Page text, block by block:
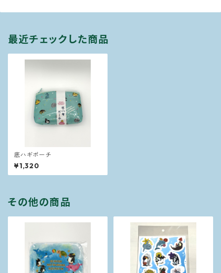
最近チェックした商品
底ハギポーチ
¥1,320
その他の商品